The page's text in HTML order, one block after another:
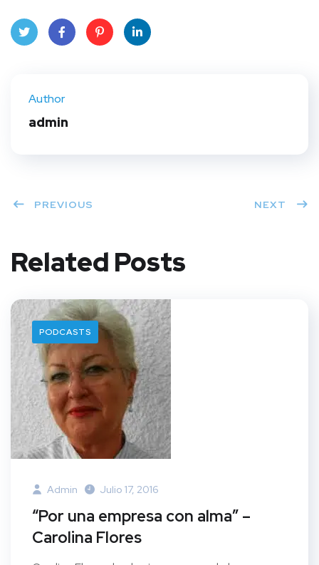
Author
admin
PREVIOUS NEXT
Related Posts
PODCASTS
Admin Julio 17, 2016
“Por una empresa con alma” –
Carolina Flores